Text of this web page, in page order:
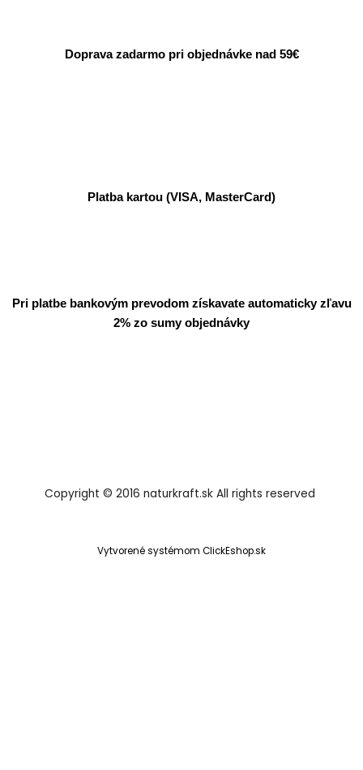
Doprava zadarmo pri objednávke nad 59€
Platba kartou (VISA, MasterCard)
Pri platbe bankovým prevodom získavate automaticky zľavu
2% zo sumy objednávky
Copyright © 2016 naturkraft.sk All rights reserved
Vytvorené systémom ClickEshop.sk